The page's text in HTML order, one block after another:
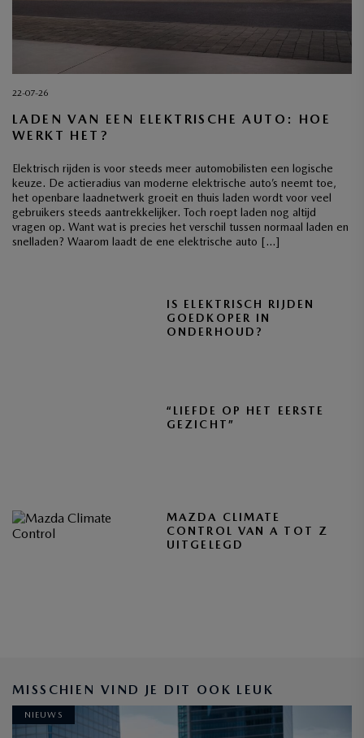
22-07-26
LADEN VAN EEN ELEKTRISCHE AUTO: HOE
WERKT HET?
Elektrisch rijden is voor steeds meer automobilisten een logische
keuze. De actieradius van moderne elektrische auto’s neemt toe,
het openbare laadnetwerk groeit en thuis laden wordt voor veel
gebruikers steeds aantrekkelijker. Toch roept laden nog altijd
vragen op. Want wat is precies het verschil tussen normaal laden en
snelladen? Waarom laadt de ene elektrische auto […]
IS ELEKTRISCH RIJDEN
GOEDKOPER IN
ONDERHOUD?
“LIEFDE OP HET EERSTE
GEZICHT”
MAZDA CLIMATE
CONTROL VAN A TOT Z
UITGELEGD
INSCHRIJVEN
MISSCHIEN VIND JE DIT OOK LEUK
NIEUWS